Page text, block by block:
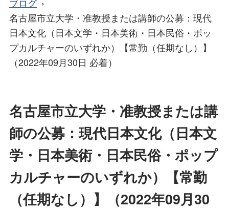
ブログ
名古屋市立大学・准教授または講師の公募：現代
日本文化（日本文学・日本美術・日本民俗・ポッ
プカルチャーのいずれか）【常勤（任期なし）】
（2022年09月30日 必着）
名古屋市立大学・准教授または講
師の公募：現代日本文化（日本文
学・日本美術・日本民俗・ポップ
カルチャーのいずれか）【常勤
（任期なし）】（2022年09月30